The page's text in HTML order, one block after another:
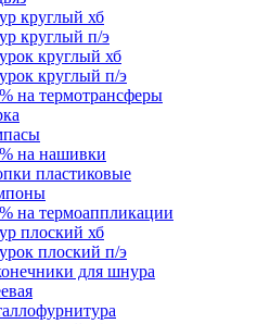
круглый хб
круглый п/э
круглый хб
круглый п/э
на термотрансферы
на нашивки
пластиковые
на термоаппликации
плоский хб
плоский п/э
для шнура